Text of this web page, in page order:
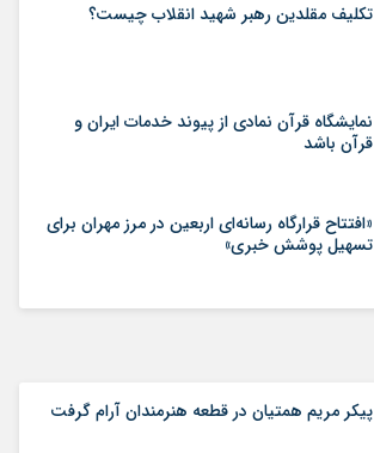
تکلیف مقلدین رهبر شهید انقلاب چیست؟
نمایشگاه قرآن نمادی از پیوند خدمات ایران و
قرآن باشد
«افتتاح قرارگاه رسانه‌ای اربعین در مرز مهران برای
تسهیل پوشش خبری»
پیکر مریم همتیان در قطعه هنرمندان آرام گرفت